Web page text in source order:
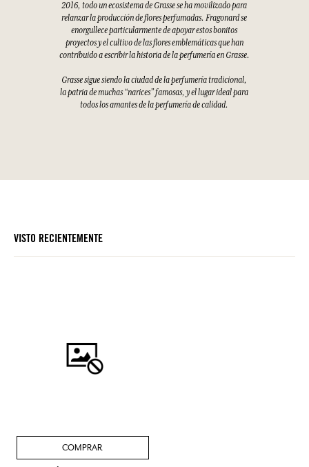
2016, todo un ecosistema de Grasse se ha movilizado para
relanzar la producción de flores perfumadas. Fragonard se
enorgullece particularmente de apoyar estos bonitos
proyectos y el cultivo de las flores emblemáticas que han
contribuido a escribir la historia de la perfumería en Grasse.
Grasse sigue siendo la ciudad de la perfumería tradicional,
la patria de muchas “narices” famosas, y el lugar ideal para
todos los amantes de la perfumería de calidad.
VISTO RECIENTEMENTE
COMPRAR